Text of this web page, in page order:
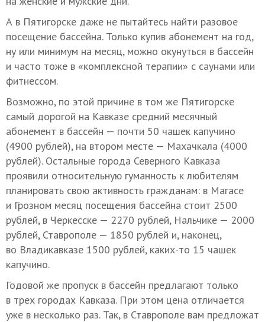
А в Пятигорске даже не пытайтесь найти разовое
посещение бассейна. Только купив абонемент на год,
ну или минимум на месяц, можно окунуться в бассейн
и часто тоже в «комплексной терапии» с саунами или
фитнессом.
Возможно, по этой причине в том же Пятигорске
самый дорогой на Кавказе средний месячный
абонемент в бассейн — почти 50 чашек капучино
(4900 рублей), на втором месте — Махачкала (4000
рублей). Остальные города Северного Кавказа
проявили относительную гуманность к любителям
планировать свою активность гражданам: в Магасе
и Грозном месяц посещения бассейна стоит 2500
рублей, в Черкесске — 2270 рублей, Нальчике — 2000
рублей, Ставрополе — 1850 рублей и, наконец,
во Владикавказе 1500 рублей, каких-то 15 чашек
капучино.
Годовой же пропуск в бассейн предлагают только
в трех городах Кавказа. При этом цена отличается
уже в несколько раз. Так, в Ставрополе вам предложат